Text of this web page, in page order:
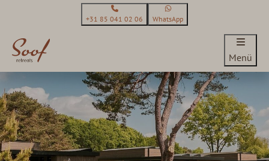
+31 85 041 02 06 WhatsApp
Menü